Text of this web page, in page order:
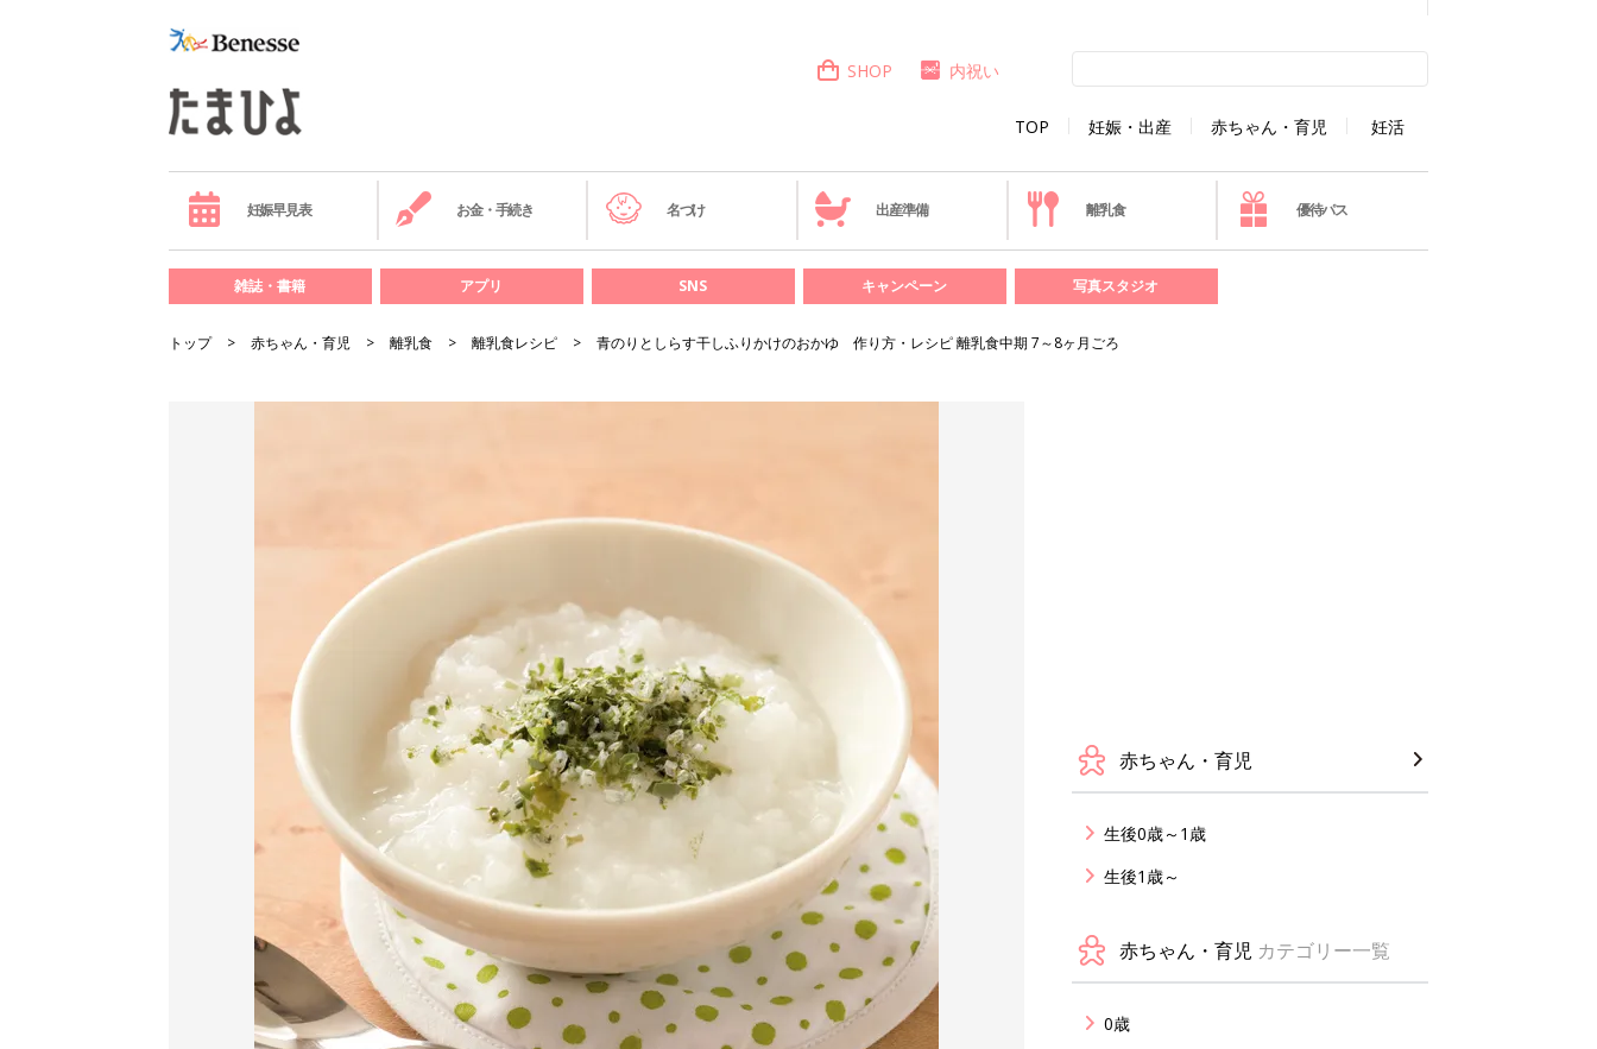
TOP 妊娠・出産 赤ちゃん・育児 妊活
SHOP 内祝い
妊娠早見表 お金・手続き 名づけ 出産準備 離乳食 優待パス
雑誌・書籍 アプリ SNS キャンペーン 写真スタジオ
トップ 赤ちゃん・育児 離乳食 離乳食レシピ 青のりとしらす干しふりかけのおかゆ 作り方・レシピ 離乳食中期 7～8ヶ月ごろ
赤ちゃん・育児
生後0歳～1歳
生後1歳～
赤ちゃん・育児 カテゴリー一覧
0歳